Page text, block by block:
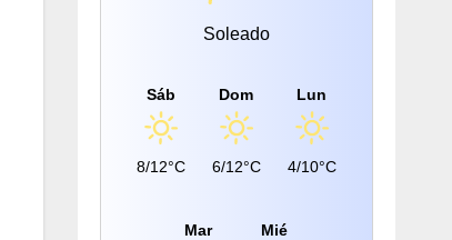
Soleado
Sáb
8/12°C
Dom
6/12°C
Lun
4/10°C
Mar Mié